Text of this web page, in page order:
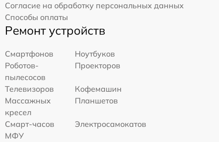
Согласие на обработку персональных данных
Способы оплаты
Ремонт устройств
Смартфонов
Ноутбуков
Роботов-
пылесосов
Проекторов
Телевизоров
Кофемашин
Массажных
кресел
Планшетов
Смарт-часов
Электросамокатов
МФУ